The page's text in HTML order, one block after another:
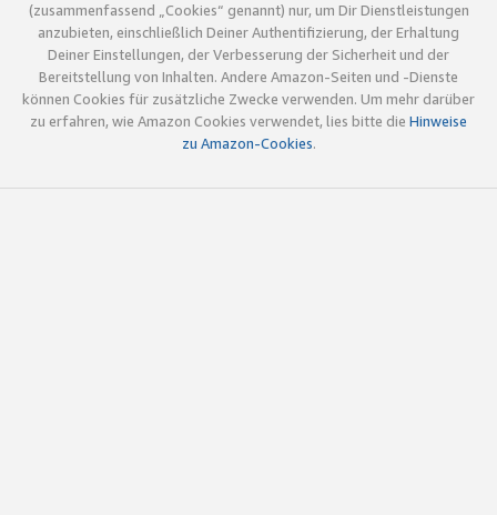
(zusammenfassend „Cookies“ genannt) nur, um Dir Dienstleistungen
anzubieten, einschließlich Deiner Authentifizierung, der Erhaltung
Deiner Einstellungen, der Verbesserung der Sicherheit und der
Bereitstellung von Inhalten. Andere Amazon-Seiten und -Dienste
können Cookies für zusätzliche Zwecke verwenden. Um mehr darüber
zu erfahren, wie Amazon Cookies verwendet, lies bitte die Hinweise
zu Amazon-Cookies.